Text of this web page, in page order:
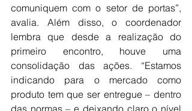
comuniquem com o setor de portas”,
avalia. Além disso, o coordenador
lembra que desde a realização do
primeiro encontro, houve uma
consolidação das ações. “Estamos
indicando para o mercado como
produto tem que ser entregue – dentro
das normas – e deixando claro o nível